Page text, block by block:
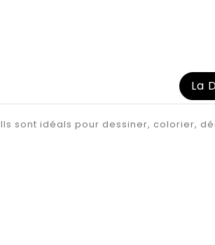
La
Ils sont idéals pour dessiner, colorier,